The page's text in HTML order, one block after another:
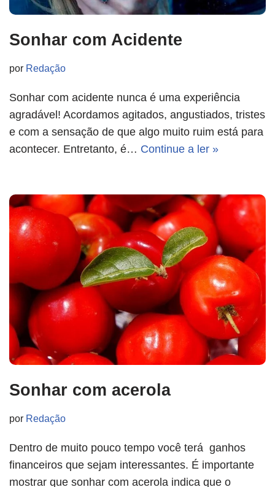
Sonhar com Acidente
por Redação
Sonhar com acidente nunca é uma experiência
agradável! Acordamos agitados, angustiados, tristes
e com a sensação de que algo muito ruim está para
acontecer. Entretanto, é… Continue a ler »
Sonhar com acerola
por Redação
Dentro de muito pouco tempo você terá ganhos
financeiros que sejam interessantes. É importante
mostrar que sonhar com acerola indica que o